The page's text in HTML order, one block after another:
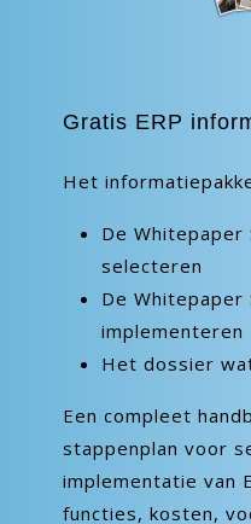
Gratis ERP
Het
De Whitepaper
selecteren
De Whitepaper
implementeren
Het dossier
Een compleet
stappenplan voor
implementatie van
functies, kosten,